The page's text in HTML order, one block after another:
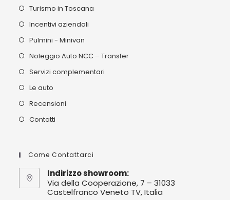
Turismo in Toscana
Incentivi aziendali
Pulmini - Minivan
Noleggio Auto NCC – Transfer
Servizi complementari
Le auto
Recensioni
Contatti
Come Contattarci
Indirizzo showroom:
Via della Cooperazione, 7 – 31033
Castelfranco Veneto TV, Italia